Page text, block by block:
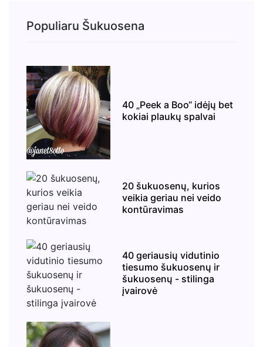
Populiaru Šukuosena
40 „Peek a Boo“ idėjų bet
kokiai plaukų spalvai
20 šukuosenų, kurios
veikia geriau nei veido
kontūravimas
40 geriausių vidutinio
tiesumo šukuosenų ir
šukuosenų - stilinga
įvairovė